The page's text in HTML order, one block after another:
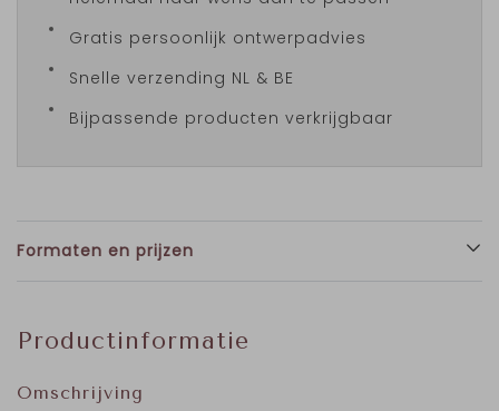
Gratis persoonlijk ontwerpadvies
Snelle verzending NL & BE
Bijpassende producten verkrijgbaar
Formaten en prijzen
Productinformatie
Omschrijving